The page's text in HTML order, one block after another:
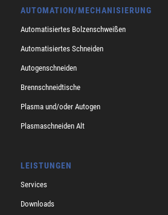
AUTOMATION/MECHANISIERUNG
Automatisiertes Bolzenschweißen
Automatisiertes Schneiden
Autogenschneiden
Brennschneidtische
Plasma und/oder Autogen
Plasmaschneiden Alt
LEISTUNGEN
Services
Downloads